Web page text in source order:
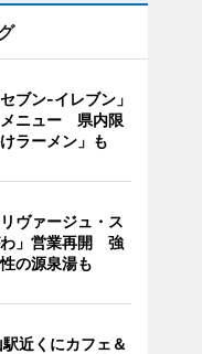
ブン-イレブン」
メニュー 県内限
ラーメン」も
ヴァージュ・ス
」営業再開 強
の源泉湯も
近くにカフェ＆